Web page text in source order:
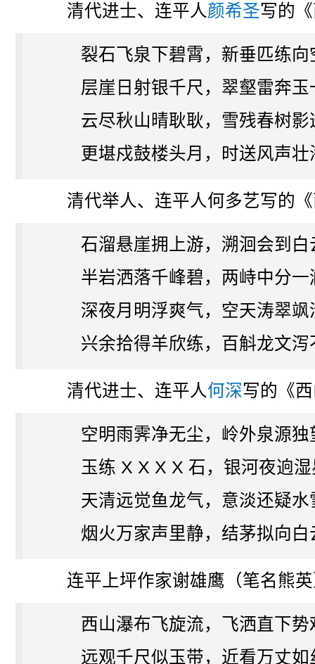
清代进士、连平人颜希圣写的
裂石飞泉下碧霄，新垂匹练向
层崖日射银千尺，翠壑雷奔玉
云尽秋山晴耿耿，雪残春树影
更堪戍鼓楼头月，时送风声壮
清代举人、连平人何多艺写的《
石溜悬崖拥上游，溯洄会到白
半岩洒落千峰碧，两峙中分一
深夜月明浮爽气，空天涛翠飒
兴余拾得羊欣练，百斛龙文泻
清代进士、连平人何深写的《
空明雨霁净无尘，岭外泉源独
玉练 X X X X 石，银河夜逈湿
天清远觉鱼龙气，意淡还疑水
烟火万家声里静，结茅拟向白
连平上坪作家谢雄鹰（笔名熊英
西山瀑布飞旋流，飞洒直下势
远观千尺似玉带，近看万丈如